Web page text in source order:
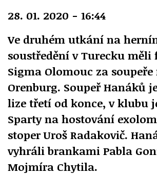
28. 01. 2020 - 16:44
Ve druhém utkání na
soustředění v Turecku měli
Sigma Olomouc za soupeře
Orenburg. Soupeř Hanáků
lize třetí od konce, v klubu
Sparty na hostování
stoper Uroš Radakovič.
vyhráli brankami Pabla
Mojmíra Chytila.